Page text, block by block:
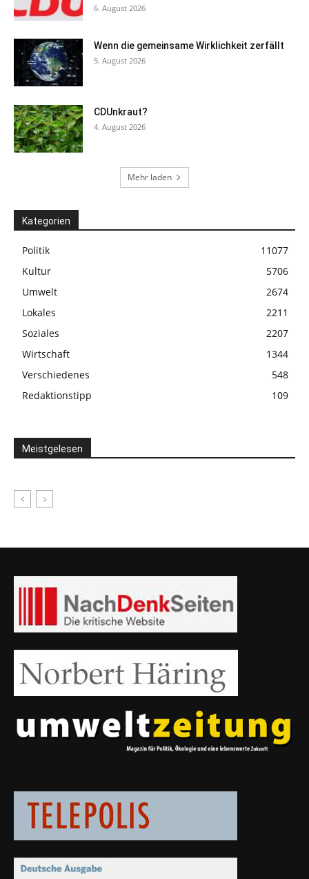
6. August 2026
Wenn die gemeinsame Wirklichkeit zerfällt
5. August 2026
CDUnkraut?
4. August 2026
Mehr laden
Kategorien
Politik
11077
Kultur
5706
Umwelt
2674
Lokales
2211
Soziales
2207
Wirtschaft
1344
Verschiedenes
548
Redaktionstipp
109
Meistgelesen